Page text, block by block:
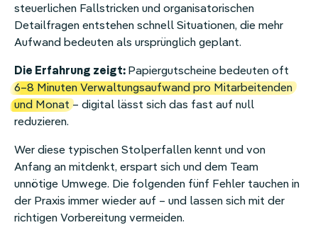
steuerlichen Fallstricken und organisatorischen
Detailfragen entstehen schnell Situationen, die mehr
Aufwand bedeuten als ursprünglich geplant.
Die Erfahrung zeigt: Papiergutscheine bedeuten oft
6–8 Minuten Verwaltungsaufwand pro Mitarbeitenden
und Monat – digital lässt sich das fast auf null
reduzieren.
Wer diese typischen Stolperfallen kennt und von
Anfang an mitdenkt, erspart sich und dem Team
unnötige Umwege. Die folgenden fünf Fehler tauchen in
der Praxis immer wieder auf – und lassen sich mit der
richtigen Vorbereitung vermeiden.